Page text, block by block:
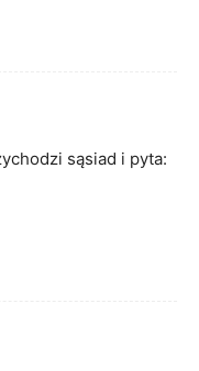
sąsiad i pyta: